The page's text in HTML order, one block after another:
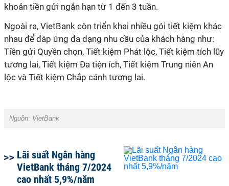
khoản tiền gửi ngắn hạn từ 1 đến 3 tuần.
Ngoài ra, VietBank còn triển khai nhiều gói tiết kiệm khác
nhau để đáp ứng đa dạng nhu cầu của khách hàng như:
Tiền gửi Quyền chọn, Tiết kiệm Phát lộc, Tiết kiệm tích lũy
tương lai, Tiết kiệm Đa tiện ích, Tiết kiệm Trung niên An
lộc và Tiết kiệm Chắp cánh tương lai.
Nguồn: VietBank
Lãi suất Ngân hàng
VietBank tháng 7/2024
cao nhất 5,9%/năm